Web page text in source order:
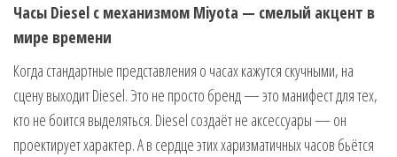
Часы Diesel с механизмом Miyota — смелый акцент в
мире времени
Когда стандартные представления о часах кажутся скучными, на
сцену выходит Diesel. Это не просто бренд — это манифест для тех,
кто не боится выделяться. Diesel создаёт не аксессуары — он
проектирует характер. А в сердце этих харизматичных часов бьётся